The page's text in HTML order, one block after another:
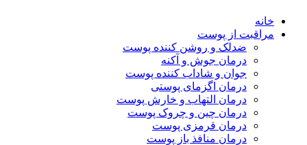
خانه
مراقبت از پوست
ضدلک و روشن کننده پوست
درمان جوش و آکنه
جوان و شاداب کننده پوست
درمان اگزمای پوستی
درمان التهاب و خارش پوست
درمان چین و چروک پوست
درمان قرمزی پوست
درمان منافذ باز پوست